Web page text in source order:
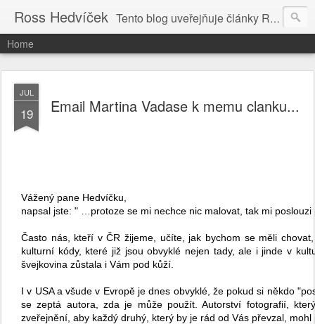
Ross Hedvíček Tento blog uveřejňuje články Ross Hedvíčka v češtině (pokud budu mit naladu) - s editacni pomoci Ludvika Dedika.
Home
JUL
19 Email Martina Vadase k memu clanku...
Vážený pane Hedvíčku,
napsal jste: " … protoze se mi nechce nic malovat, tak mi
Často nás, kteří v ČR žijeme, učíte, jak bychom se měli
kulturní kódy, které již jsou obvyklé nejen tady, ale i jinde v
švejkovina zůstala i Vám pod kůží.
I v USA a všude v Evropě je dnes obvyklé, že pokud si někdo
se zeptá autora, zda je může použít. Autorství fotografií,
zveřejnění, aby každý druhý, který by je rád od Vás převzal,